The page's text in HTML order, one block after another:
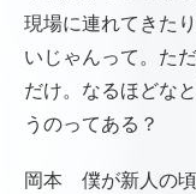
現場に連れてきた
いじゃんって。た
だけ。なるほどな
うのってある？
岡本 僕が新人の